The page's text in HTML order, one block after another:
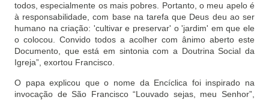
todos, especialmente os mais pobres. Portanto, o meu apelo é
à responsabilidade, com base na tarefa que Deus deu ao ser
humano na criação: 'cultivar e preservar' o 'jardim' em que ele
o colocou. Convido todos a acolher com ânimo aberto este
Documento, que está em sintonia com a Doutrina Social da
Igreja”, exortou Francisco.
O papa explicou que o nome da Encíclica foi inspirado na
invocação de São Francisco “Louvado sejas, meu Senhor”,